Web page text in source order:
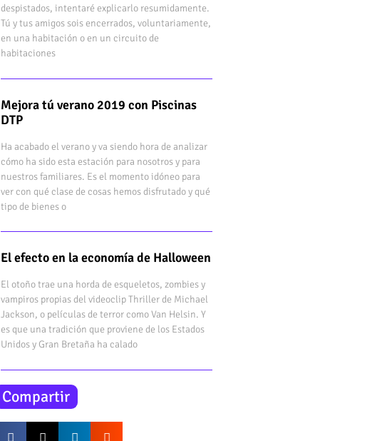
despistados, intentaré explicarlo resumidamente.
Tú y tus amigos sois encerrados, voluntariamente,
en una habitación o en un circuito de
habitaciones
Mejora tú verano 2019 con Piscinas
DTP
Ha acabado el verano y va siendo hora de analizar
cómo ha sido esta estación para nosotros y para
nuestros familiares. Es el momento idóneo para
ver con qué clase de cosas hemos disfrutado y qué
tipo de bienes o
El efecto en la economía de Halloween
El otoño trae una horda de esqueletos, zombies y
vampiros propias del videoclip Thriller de Michael
Jackson, o películas de terror como Van Helsin. Y
es que una tradición que proviene de los Estados
Unidos y Gran Bretaña ha calado
Compartir